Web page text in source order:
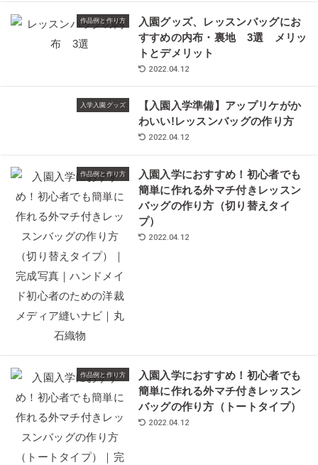
作品例と作り方
入園グッズ、レッスンバッグにお
すすめの内布・裏地 3選 メリッ
トとデメリット
2022.04.12
入学入園グッズ
【入園入学準備】アップリケがか
わいい!レッスンバッグの作り方
2022.04.12
作品例と作り方
入園入学におすすめ！初心者でも
簡単に作れる外マチ付きレッスン
バッグの作り方（切り替えタイ
プ）
2022.04.12
作品例と作り方
入園入学におすすめ！初心者でも
簡単に作れる外マチ付きレッスン
バッグの作り方（トートタイプ）
2022.04.12